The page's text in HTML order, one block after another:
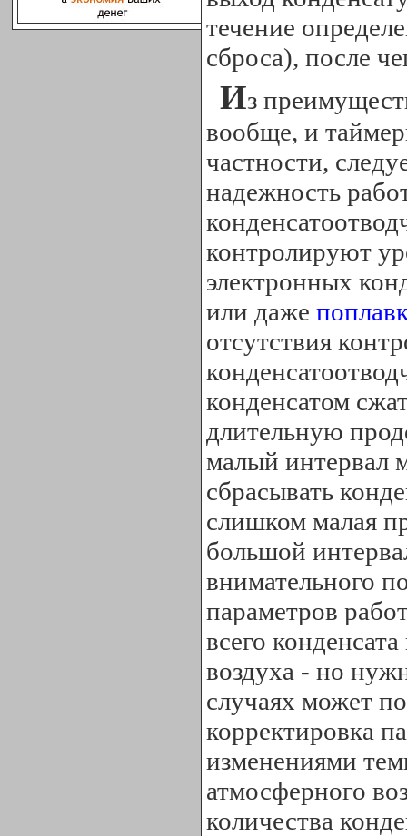
течение
сброса), после
Из
вообще, и
частности,
надежность
контролируют
электронных
или даже
отсутствия
конденсатом
длительную
малый интервал
сбрасывать
слишком малая
большой
внимательного
параметров
всего
воздуха - но
случаях может
корректировка
изменениями
атмосферного
количества